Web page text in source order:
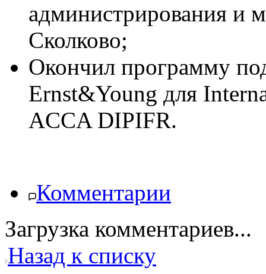
администрирования и
Сколково;
Окончил программу
Ernst&Young для
ACCA DIPIFR.
Комментарии
Загрузка комментариев...
Назад к списку